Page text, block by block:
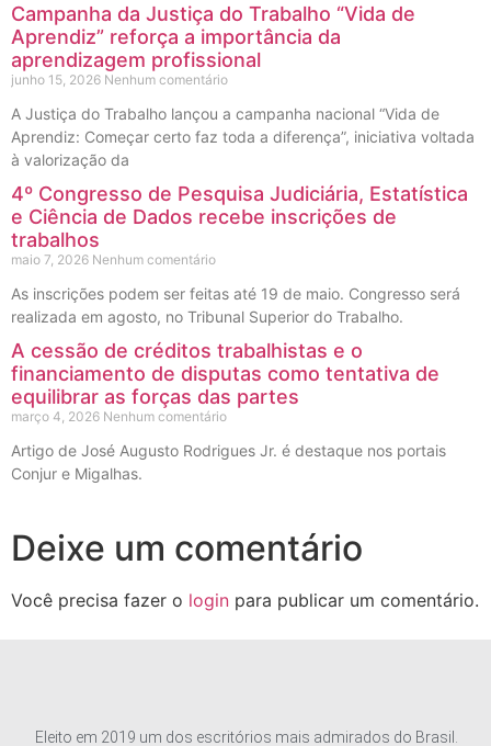
Campanha da Justiça do Trabalho “Vida de
Aprendiz” reforça a importância da
aprendizagem profissional
junho 15, 2026 Nenhum comentário
A Justiça do Trabalho lançou a campanha nacional “Vida de
Aprendiz: Começar certo faz toda a diferença”, iniciativa voltada
à valorização da
4º Congresso de Pesquisa Judiciária, Estatística
e Ciência de Dados recebe inscrições de
trabalhos
maio 7, 2026 Nenhum comentário
As inscrições podem ser feitas até 19 de maio. Congresso será
realizada em agosto, no Tribunal Superior do Trabalho.
A cessão de créditos trabalhistas e o
financiamento de disputas como tentativa de
equilibrar as forças das partes
março 4, 2026 Nenhum comentário
Artigo de José Augusto Rodrigues Jr. é destaque nos portais
Conjur e Migalhas.
Deixe um comentário
Você precisa fazer o login para publicar um comentário.
Eleito em 2019 um dos escritórios mais admirados do Brasil.